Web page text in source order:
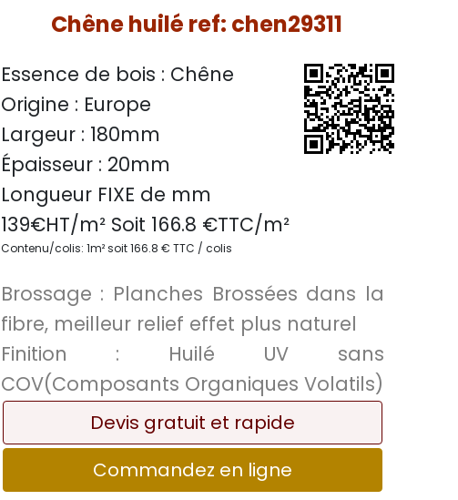
Chêne huilé ref: chen29311
Essence de bois : Chêne
Origine : Europe
Largeur : 180mm
Épaisseur : 20mm
Longueur FIXE de mm
139€HT/m² Soit 166.8 €TTC/m²
Contenu/colis: 1m² soit 166.8 € TTC / colis
Brossage : Planches Brossées dans la
fibre, meilleur relief effet plus naturel
Finition : Huilé UV sans
COV(Composants Organiques Volatils)
Devis gratuit et rapide
Commandez en ligne